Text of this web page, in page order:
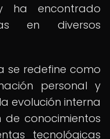
ha encontrado
en diversos
se redefine como
personal y
evolución interna
conocimientos
tecnológicas